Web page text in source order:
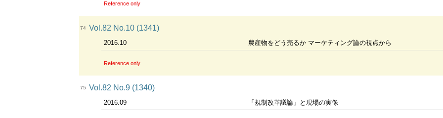
Reference only
74 Vol.82 No.10 (1341)
2016.10 農産物をどう売るか マーケティング論の視点から
Reference only
75 Vol.82 No.9 (1340)
2016.09 「規制改革議論」と現場の実像